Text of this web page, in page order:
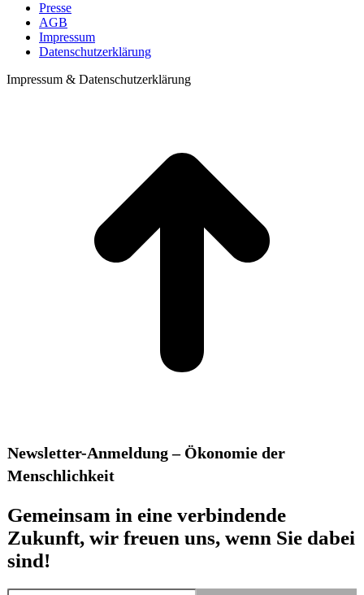
Presse
AGB
Impressum
Datenschutzerklärung
Impressum & Datenschutzerklärung
Newsletter-Anmeldung – Ökonomie der
Menschlichkeit
Gemeinsam in eine verbindende
Zukunft, wir freuen uns, wenn Sie dabei
sind!